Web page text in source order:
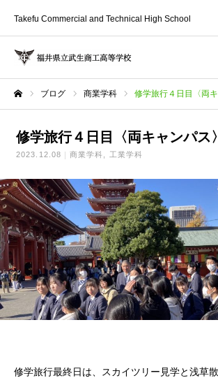
Takefu Commercial and Technical High School
ブログ 商業学科 修学旅行４日目〈両キ
修学旅行４日目〈両キャンパス〉
2023.12.08 商業学科 工業学科
修学旅行最終日は、スカイツリー見学と浅草